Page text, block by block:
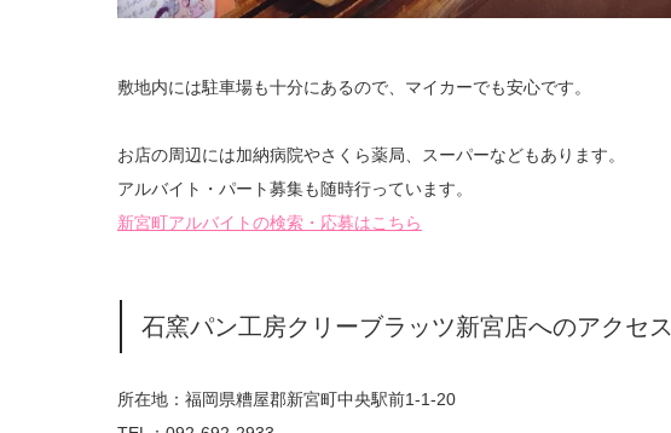
敷地内には駐車場も十分にあるので、マイカーでも安心です。
お店の周辺には加納病院やさくら薬局、スーパーなどもあります。
アルバイト・パート募集も随時行っています。
新宮町アルバイトの検索・応募はこちら
石窯パン工房クリーブラッツ新宮店へのアクセス
所在地：福岡県糟屋郡新宮町中央駅前1-1-20